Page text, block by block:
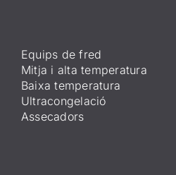
Equips de fred
Mitja i alta temperatura
Baixa temperatura
Ultracongelació
Assecadors